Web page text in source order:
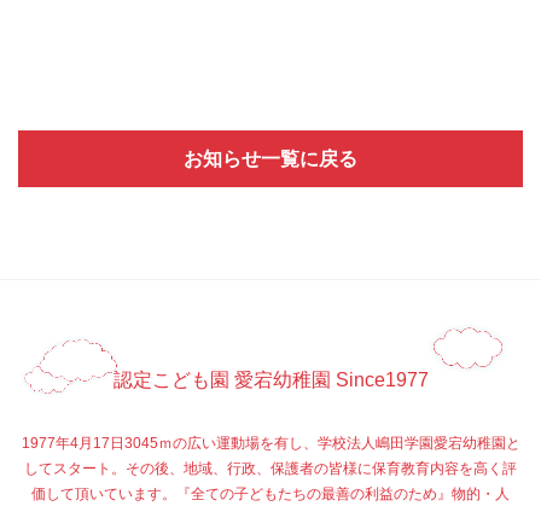
お知らせ一覧に戻る
認定こども園 愛宕幼稚園 Since1977
1977年4月17日3045ｍの広い運動場を有し、学校法人嶋田学園愛宕幼稚園と
してスタート。その後、地域、行政、保護者の皆様に保育教育内容を高く評
価して頂いています。『全ての子どもたちの最善の利益のため』物的・人